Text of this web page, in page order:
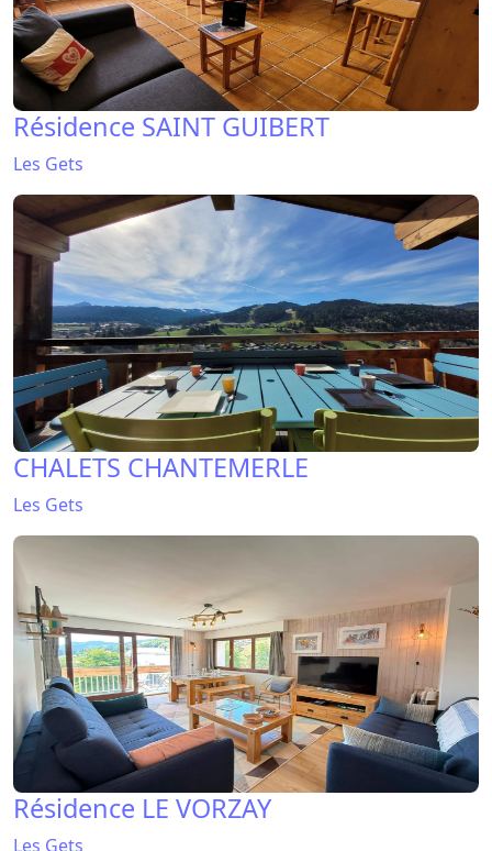
Résidence SAINT GUIBERT
Les Gets
CHALETS CHANTEMERLE
Les Gets
Résidence LE VORZAY
Les Gets